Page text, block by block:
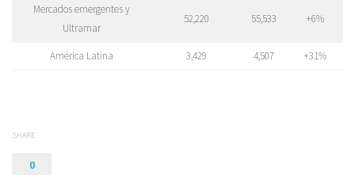
Mercados emergentes y
Ultramar
52,220 55,533 +6%
América Latina 3,429 4,507 +31%
SHARE
0